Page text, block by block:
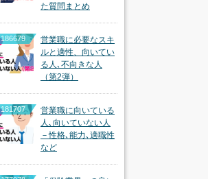
た質問まとめ
186679
営業職に必要なスキ
ルと適性、向いてい
る人､不向きな人
（第2弾）
181707
営業職に向いている
人､向いていない人
－性格､能力､適職性
など